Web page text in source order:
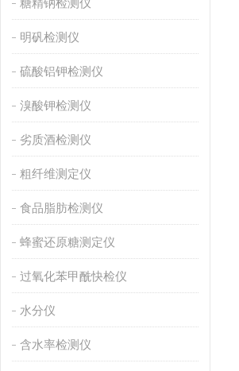
糖精钠检测仪
明矾检测仪
硫酸铝钾检测仪
溴酸钾检测仪
劣质酒检测仪
粗纤维测定仪
食品脂肪检测仪
蜂蜜还原糖测定仪
过氧化苯甲酰快检仪
水分仪
含水率检测仪